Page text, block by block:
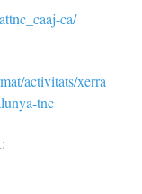
ca/
activitats/xerra
tnc